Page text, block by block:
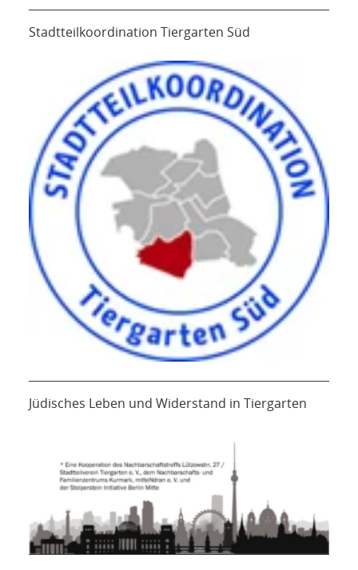
Stadtteilkoordination Tiergarten Süd
Jüdisches Leben und Widerstand in Tiergarten